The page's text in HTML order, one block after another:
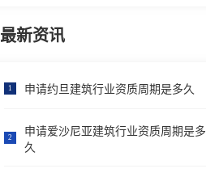
最新资讯
1 申请约旦建筑行业资质周期是多久
2
申请爱沙尼亚建筑行业资质周期是多
久